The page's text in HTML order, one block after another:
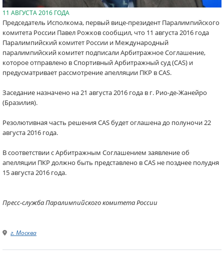
11 АВГУСТА 2016 ГОДА
Председатель Исполкома, первый вице-президент Паралимпийского
комитета России ​Павел Рожков сообщил, что 11 августа 2016 года
Паралимпийский комитет России и Международный
паралимпийский комитет подписали Арбитражное Соглашение,
которое отправлено в Спортивный Арбитражный суд (CAS) и
предусматривает рассмотрение апелляции ПКР в CAS.
Заседание назначено на 21 августа 2016 года в г. Рио-де-Жанейро
(Бразилия).
Резолютивная часть решения CAS будет оглашена до полуночи 22
августа 2016 года.
В соответствии с Арбитражным Соглашением заявление об
апелляции ПКР должно быть представлено в CAS не позднее полудня
15 августа 2016 года.
Пресс-служба Паралимпийского комитета России
г. Москва